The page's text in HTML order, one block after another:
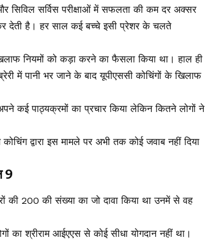
सिविल सर्विस परीक्षाओं में सफलता की कम दर अक्सर
देती है। हर साल कई बच्चे इसी प्रेशर के चलते
नियमों को कड़ा करने का फैसला किया था। हाल ही
में पानी भर जाने के बाद यूपीएससी कोचिंगों के खिलाफ
कई पाठ्यक्रमों का प्रचार किया लेकिन कितने लोगों ने
द्वारा इस मामले पर अभी तक कोई जवाब नहीं दिया
9
की 200 की संख्या का जो दावा किया था उनमें से वह
का श्रीराम आईएएस से कोई सीधा योगदान नहीं था।